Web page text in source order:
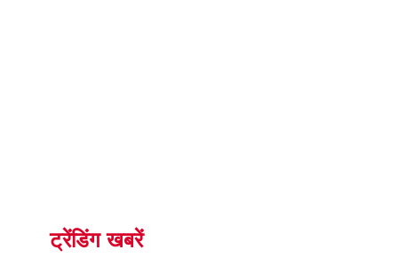
ट्रेंडिंग खबरें